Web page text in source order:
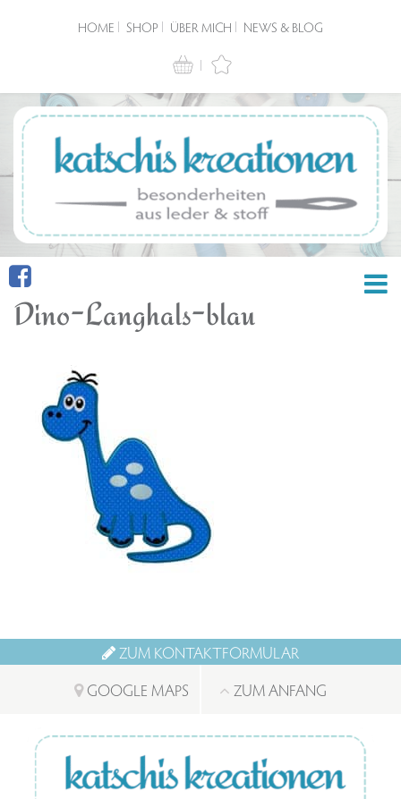
HOME SHOP ÜBER MICH NEWS & BLOG
Dino-Langhals-blau
ZUM KONTAKTFORMULAR
GOOGLE MAPS
ZUM ANFANG